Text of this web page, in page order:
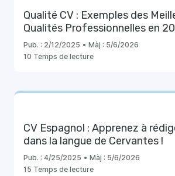
Qualité CV : Exemples des
Qualités Professionnelles en
Pub. : 2/12/2025 • Màj : 5/6/2026
10 Temps de lecture
CV Espagnol : Apprenez à
dans la langue de Cervantes !
Pub. : 4/25/2025 • Màj : 5/6/2026
15 Temps de lecture